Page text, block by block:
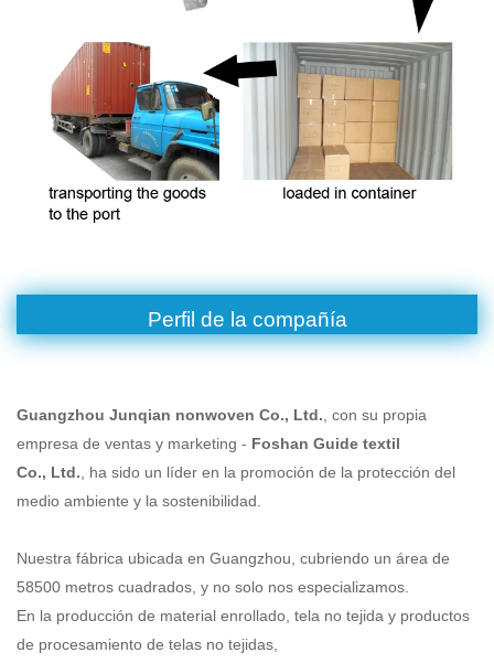
Perfil de la compañía
Guangzhou Junqian nonwoven Co., Ltd. , con su propia
empresa de ventas y marketing - Foshan Guide textil
Co., Ltd. , ha sido un líder en la promoción de la protección del
medio ambiente y la sostenibilidad.
Nuestra fábrica ubicada en Guangzhou, cubriendo un área de
58500 metros cuadrados, y no solo nos especializamos.
En la producción de material enrollado, tela no tejida y productos
de procesamiento de telas no tejidas,